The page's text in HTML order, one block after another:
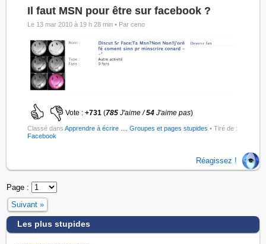
Il faut MSN pour être sur facebook ?
Le 13 mar 2010 à 19 h 28 min • Par ceno
Vote :+731 (785J'aime /54 J'aime pas)
Classé dansApprendre à écrire ... ,Groupes et pages stupides • Tiré de :
Facebook
Réagissez !
Page :
Suivant »
Les plus stupides